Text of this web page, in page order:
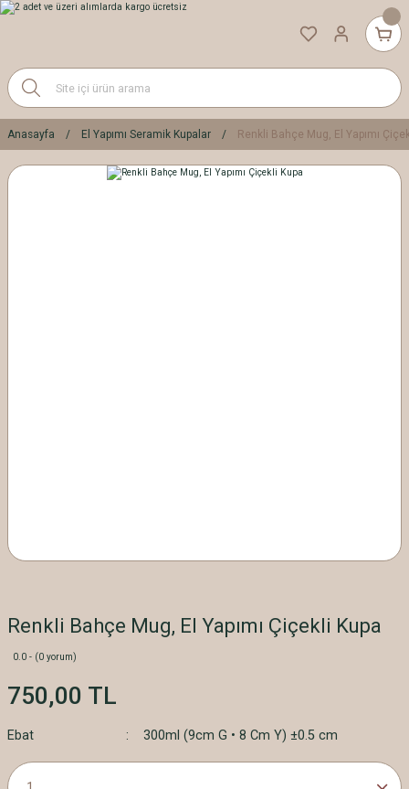
Anasayfa El Yapımı Seramik Kupalar Renkli Bahçe Mug, El Yapımı
Renkli Bahçe Mug, El Yapımı Çiçekli Kupa
0.0 - (0 yorum)
750,00 TL
Ebat 300ml (9cm G • 8 Cm Y) ±0.5 cm